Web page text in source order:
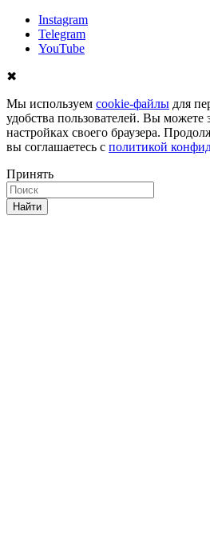
Instagram
Telegram
YouTube
✖
Мы используем cookie-файлы для
удобства пользователей. Вы можете
настройках своего браузера.
вы соглашаетесь с политикой
Принять
Найти